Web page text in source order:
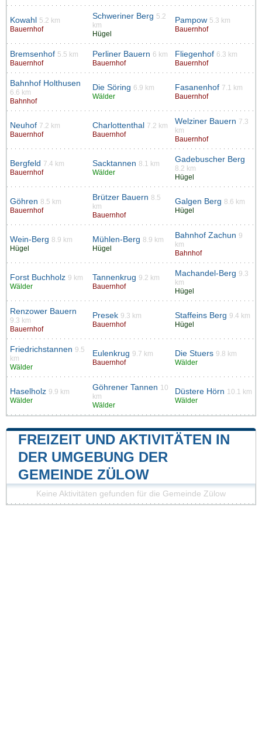
Kowahl
5.2 km
Bauernhof
Schweriner Berg 5.2
km
Hügel
Pampow 5.3 km
Bauernhof
Bremsenhof 5.5 km
Bauernhof
Perliner Bauern 6 km
Bauernhof
Fliegenhof 6.3 km
Bauernhof
Bahnhof Holthusen
6.6 km
Bahnhof
Die Söring 6.9 km
Wälder
Fasanenhof 7.1 km
Bauernhof
Neuhof 7.2 km
Bauernhof
Charlottenthal
7.2 km
Bauernhof
Welziner Bauern 7.3
km
Bauernhof
Bergfeld 7.4 km
Bauernhof
Sacktannen 8.1 km
Wälder
Gadebuscher Berg
8.2 km
Hügel
Göhren 8.5 km
Bauernhof
Brützer Bauern 8.5
km
Bauernhof
Galgen Berg 8.6 km
Hügel
Wein-Berg 8.9 km
Hügel
Mühlen-Berg 8.9 km
Hügel
Bahnhof Zachun 9
km
Bahnhof
Forst Buchholz 9 km
Wälder
Tannenkrug 9.2 km
Bauernhof
Machandel-Berg 9.3
km
Hügel
Renzower Bauern
9.3 km
Bauernhof
Presek 9.3 km
Bauernhof
Staffeins Berg 9.4 km
Hügel
Friedrichstannen 9.5
km
Wälder
Eulenkrug 9.7 km
Bauernhof
Die Stuers 9.8 km
Wälder
Haselholz 9.9 km
Wälder
Göhrener Tannen 10
km
Wälder
Düstere Hörn 10.1 km
Wälder
FREIZEIT UND AKTIVITÄTEN IN
DER UMGEBUNG DER
GEMEINDE ZÜLOW
Keine Aktivitäten gefunden für die Gemeinde Zülow